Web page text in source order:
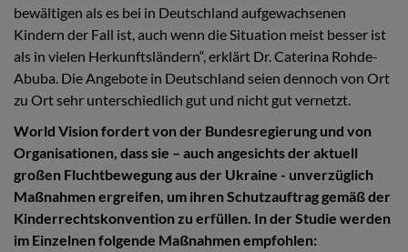
bewältigen als es bei in Deutschland aufgewachsenen
Kindern der Fall ist, auch wenn die Situation meist besser ist
als in vielen Herkunftsländern“, erklärt Dr. Caterina Rohde-
Abuba. Die Angebote in Deutschland seien dennoch von Ort
zu Ort sehr unterschiedlich gut und nicht gut vernetzt.
World Vision fordert von der Bundesregierung und von
Organisationen, dass sie – auch angesichts der aktuell
großen Fluchtbewegung aus der Ukraine - unverzüglich
Maßnahmen ergreifen, um ihren Schutzauftrag gemäß der
Kinderrechtskonvention zu erfüllen. In der Studie werden
im Einzelnen folgende Maßnahmen empfohlen: